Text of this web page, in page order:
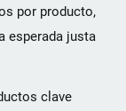
por producto,
esperada justa
clave